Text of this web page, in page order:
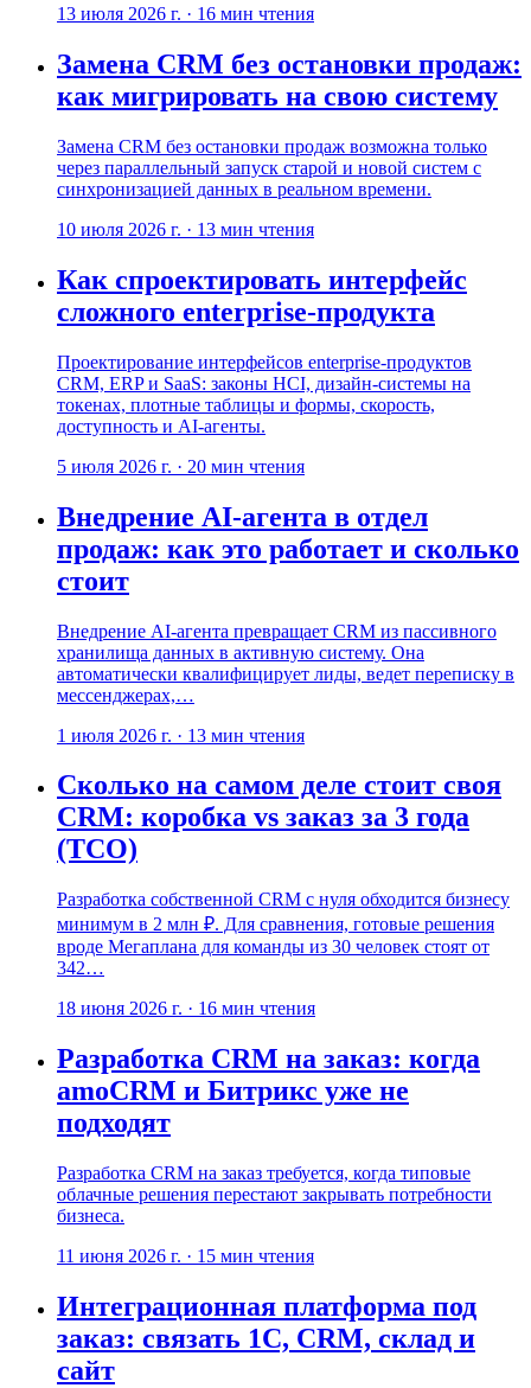
13 июля 2026 г. · 16 мин чтения
Замена CRM без остановки продаж:
как мигрировать на свою систему
Замена CRM без остановки продаж возможна только
через параллельный запуск старой и новой систем с
синхронизацией данных в реальном времени.
10 июля 2026 г. · 13 мин чтения
Как спроектировать интерфейс
сложного enterprise-продукта
Проектирование интерфейсов enterprise-продуктов
CRM, ERP и SaaS: законы HCI, дизайн-системы на
токенах, плотные таблицы и формы, скорость,
доступность и AI-агенты.
5 июля 2026 г. · 20 мин чтения
Внедрение AI-агентa в отдел
продаж: как это работает и сколько
стоит
Внедрение AI-агента превращает CRM из пассивного
хранилища данных в активную систему. Она
автоматически квалифицирует лиды, ведет переписку в
мессенджерах,…
1 июля 2026 г. · 13 мин чтения
Сколько на самом деле стоит своя
CRM: коробка vs заказ за 3 года
(TCO)
Разработка собственной CRM с нуля обходится бизнесу
минимум в 2 млн ₽. Для сравнения, готовые решения
вроде Мегаплана для команды из 30 человек стоят от
342…
18 июня 2026 г. · 16 мин чтения
Разработка CRM на заказ: когда
amoCRM и Битрикс уже не
подходят
Разработка CRM на заказ требуется, когда типовые
облачные решения перестают закрывать потребности
бизнеса.
11 июня 2026 г. · 15 мин чтения
Интеграционная платформа под
заказ: связать 1С, CRM, склад и
сайт